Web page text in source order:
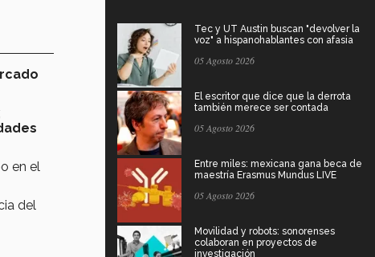
en el
del
Tec y UT Austin buscan "devolver la
voz" a hispanohablantes con afasia
05 Agosto 2026
El escritor que dice que la derrota
también merece ser contada
05 Agosto 2026
Entre miles: mexicana gana beca de
maestría Erasmus Mundus LIVE
05 Agosto 2026
Movilidad y robots: sonorenses
colaboran en proyectos de
investigación